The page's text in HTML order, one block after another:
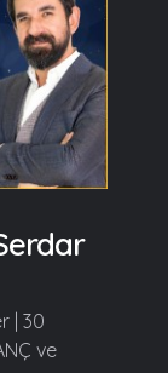
| 30
ve